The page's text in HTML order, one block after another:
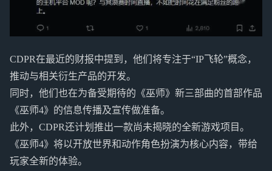
CDPR在最近的财报中提到，他们将专注于“IP飞轮”概念，
推动与相关衍生产品的开发。
同时，他们也在为备受期待的《巫师》新三部曲的首部作品
《巫师4》的信息传播及宣传做准备。
此外，CDPR还计划推出一款尚未揭晓的全新游戏项目。
《巫师4》将以开放世界和动作角色扮演为核心内容，带给
玩家全新的体验。